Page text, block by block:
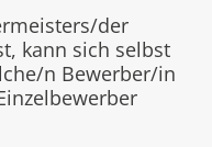
der
kann sich selbst
n Bewerber/in